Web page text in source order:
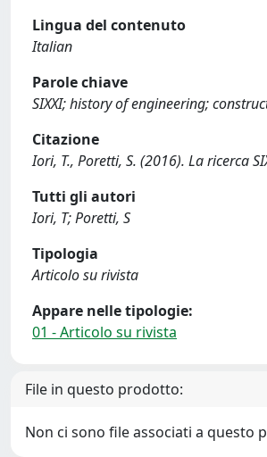
Lingua del contenuto
Italian
Parole chiave
SIXXI; history of engineering;
Citazione
Iori, T., Poretti, S. (2016). La ricerca
Tutti gli autori
Iori, T; Poretti, S
Tipologia
Articolo su rivista
Appare nelle tipologie:
01 - Articolo su rivista
File in questo prodotto:
Non ci sono file associati a questo